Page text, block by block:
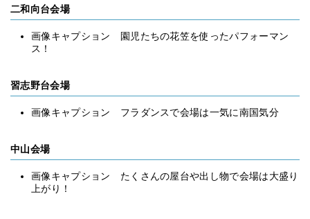
二和向台会場
画像キャプション 園児たちの花笠を使ったパフォーマン
ス！
習志野台会場
画像キャプション フラダンスで会場は一気に南国気分
中山会場
画像キャプション たくさんの屋台や出し物で会場は大盛り
上がり！